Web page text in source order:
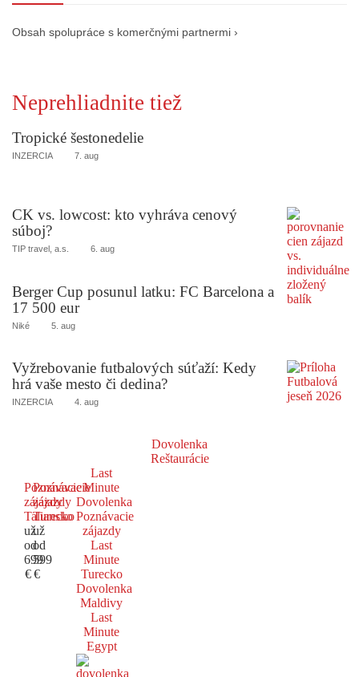
Obsah spolupráce s komerčnými partnermi ›
Neprehliadnite tiež
Tropické šestonedelie
INZERCIA 7. aug
CK vs. lowcost: kto vyhráva cenový
súboj?
TIP travel, a.s. 6. aug
Berger Cup posunul latku: FC Barcelona a
17 500 eur
Niké 5. aug
Vyžrebovanie futbalových súťaží: Kedy
hrá vaše mesto či dedina?
INZERCIA 4. aug
Dovolenka
Reštaurácie
Poznávacie
zájazdy
Taliansko
už
od
699
€
Poznávacie
zájazdy
Turecko
už
od
599
€
Last
Minute
Dovolenka
Poznávacie
zájazdy
Last
Minute
Turecko
Dovolenka
Maldivy
Last
Minute
Egypt